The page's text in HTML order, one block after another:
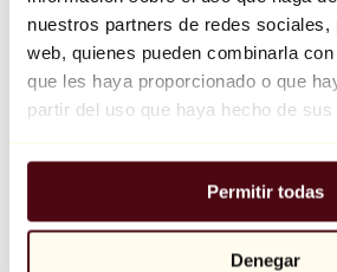
nuestros partners de redes sociales,
web, quienes pueden combinarla
que les haya proporcionado o que
partir del uso que haya hecho de
Permitir todas
Denegar
Balloon Dog (Orange)
Jeff Koons
10.000 €
Explorar
Todos los escultores
Todos los fotógrafos